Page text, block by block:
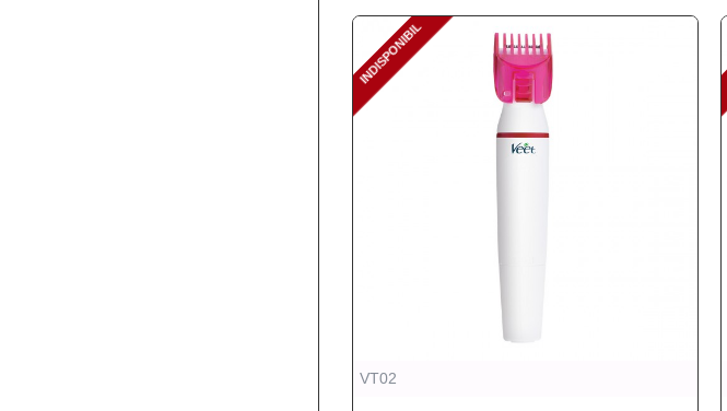
INDISPONIBIL
INDISPONIBIL
VT02